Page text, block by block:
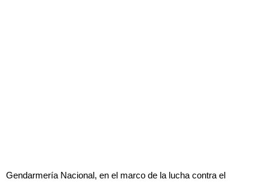
Gendarmería Nacional, en el marco de la lucha contra el